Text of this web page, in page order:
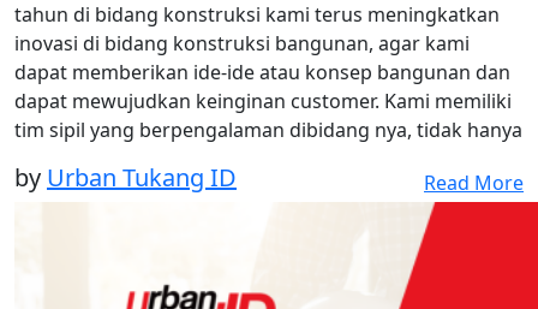
tahun di bidang konstruksi kami terus meningkatkan
inovasi di bidang konstruksi bangunan, agar kami
dapat memberikan ide-ide atau konsep bangunan dan
dapat mewujudkan keinginan customer. Kami memiliki
tim sipil yang berpengalaman dibidang nya, tidak hanya
by Urban Tukang ID Read More